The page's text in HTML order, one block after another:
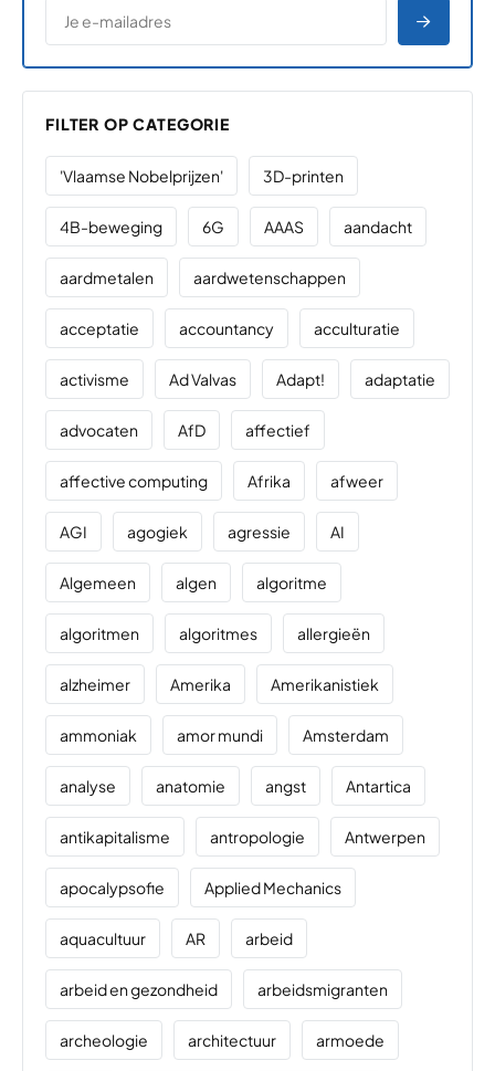
E-MAILADRES
FILTER OP CATEGORIE
'Vlaamse Nobelprijzen' 3D-printen
4B-beweging 6G AAAS aandacht
aardmetalen aardwetenschappen
acceptatie accountancy acculturatie
activisme Ad Valvas Adapt! adaptatie
advocaten AfD affectief
affective computing Afrika afweer
AGI agogiek agressie AI
Algemeen algen algoritme
algoritmen algoritmes allergieën
alzheimer Amerika Amerikanistiek
ammoniak amor mundi Amsterdam
analyse anatomie angst Antartica
antikapitalisme antropologie Antwerpen
apocalypsofie Applied Mechanics
aquacultuur AR arbeid
arbeid en gezondheid arbeidsmigranten
archeologie architectuur armoede